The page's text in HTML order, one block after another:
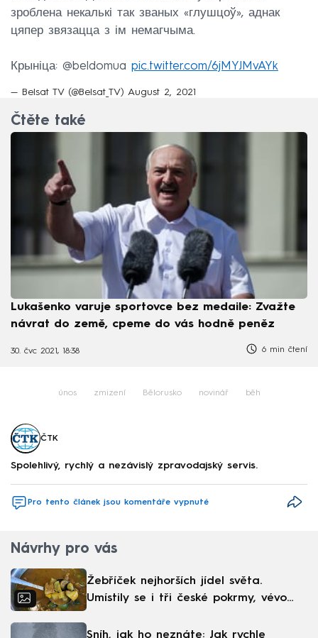
зроблена некалькі так званых «глушцоў», аднак
цяпер звязацца з ім немагчыма.
Крыніца: @beldomua pic.twitter.com/6jMYJMvAYk
— Belsat TV (@Belsat_TV) August 2, 2021
Čtěte také
Lukašenko varuje sportovce bez medaile: Zvažte
návrat do země, cpeme do vás hodně peněz
30. čvc 2021, 18:38 6 min čtení
únos zmizení Bělorusko novinář běh
ČTK
Spolehlivý, rychlý a nezávislý zpravodajský servis.
Pro tento článek jsou komentáře vypnuté
Návrhy pro vás
Žebříček nejhorších jídel světa.
Umístily se i tři české pokrmy, vévodí
Sníh, jak ho neznáte: Jak rychle